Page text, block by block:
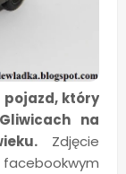
pojazd, który
na
Zdjęcie